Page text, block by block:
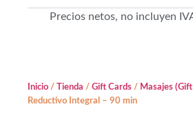
Precios netos, no incluyen
Inicio / Tienda / Gift Cards / Masajes
Reductivo Integral – 90 min